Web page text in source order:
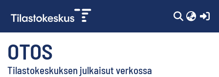
OTOS
Tilastokeskuksen julkaisut verkossa